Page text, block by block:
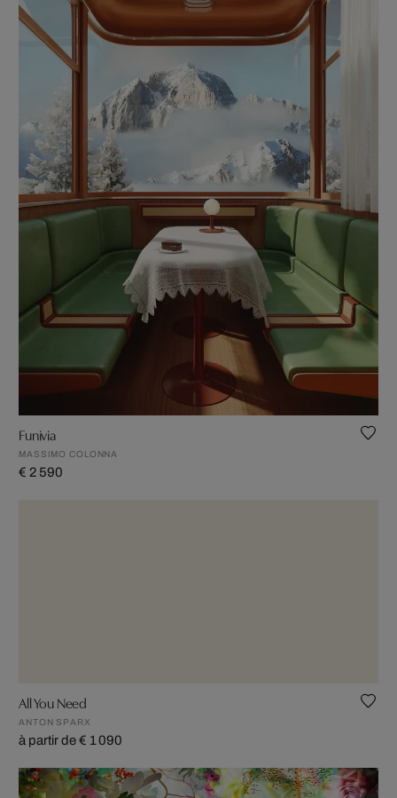
Funivia
MASSIMO COLONNA
€ 2 590
All You Need
ANTON SPARX
à partir de € 1 090